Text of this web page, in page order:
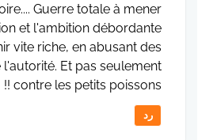
Guerre totale à mener
et l'ambition débordante
vite riche, en abusant des
Et pas seulement
contre les petits poissons !!
رد